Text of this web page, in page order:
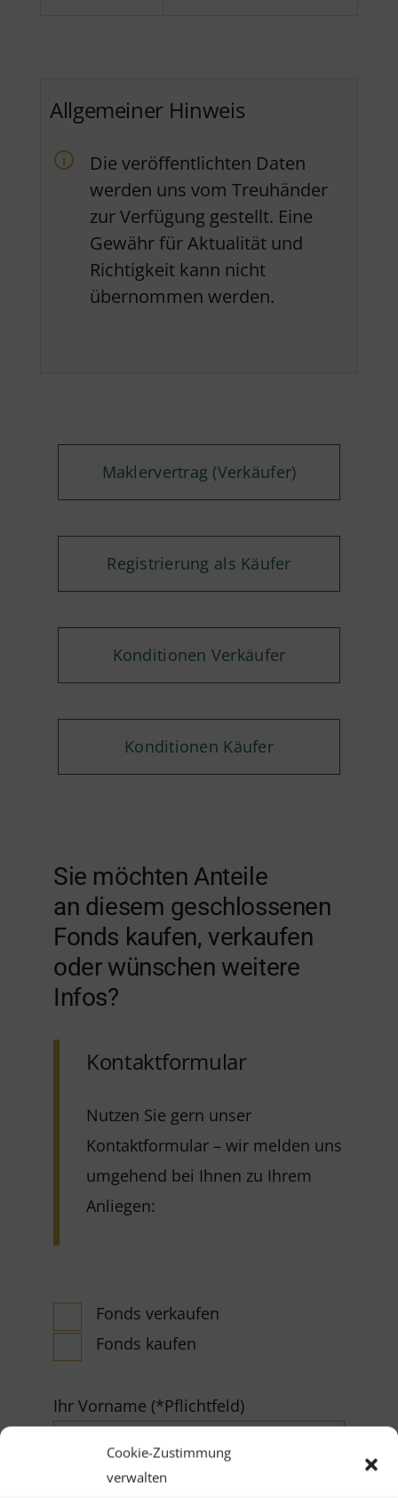
Cookie-Zustimmung
verwalten
Allgemeiner Hinweis
Die veröffentlichten Daten
werden uns vom Treuhänder
zur Verfügung gestellt. Eine
Gewähr für Aktualität und
Richtigkeit kann nicht
übernommen werden.
Maklervertrag (Verkäufer)
Registrierung als Käufer
Konditionen Verkäufer
Konditionen Käufer
Sie möchten Anteile
an diesem geschlossenen
Fonds kaufen, verkaufen
oder wünschen weitere
Infos?
Kontaktformular
Nutzen Sie gern unser
Kontaktformular – wir melden uns
umgehend bei Ihnen zu Ihrem
Anliegen:
Fonds verkaufen
Fonds kaufen
Ihr Vorname (*Pflichtfeld)